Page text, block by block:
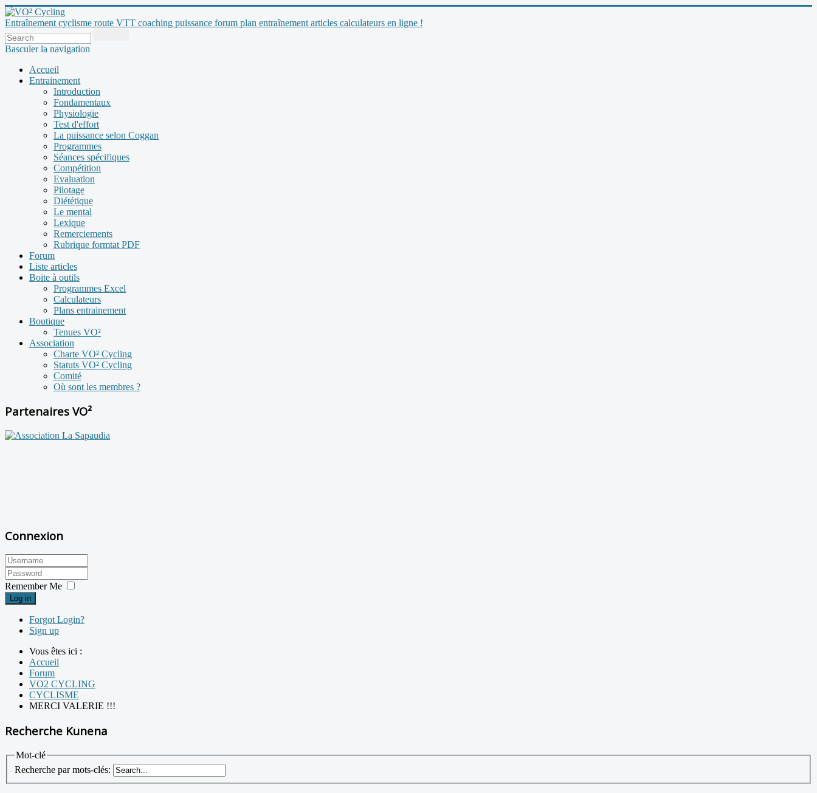
Entraînement cyclisme route VTT coaching puissance forum plan entraînement articles calculateurs en ligne !
Basculer la navigation
Accueil
Entrainement
Introduction
Fondamentaux
Physiologie
Test d'effort
La puissance selon Coggan
Programmes
Séances spécifiques
Compétition
Evaluation
Pilotage
Diététique
Le mental
Lexique
Remerciements
Rubrique formtat PDF
Forum
Liste articles
Boite à outils
Programmes Excel
Calculateurs
Plans entrainement
Boutique
Tenues VO²
Association
Charte VO² Cycling
Statuts VO² Cycling
Comité
Où sont les membres ?
Partenaires VO²
Connexion
Remember Me
Log in
Forgot Login?
Sign up
Vous êtes ici :
Accueil
Forum
VO2 CYCLING
CYCLISME
MERCI VALERIE !!!
Recherche Kunena
Mot-clé
Recherche par mots-clés: